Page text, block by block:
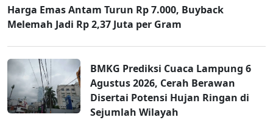
Harga Emas Antam Turun Rp 7.000, Buyback
Melemah Jadi Rp 2,37 Juta per Gram
BMKG Prediksi Cuaca Lampung 6
Agustus 2026, Cerah Berawan
Disertai Potensi Hujan Ringan di
Sejumlah Wilayah